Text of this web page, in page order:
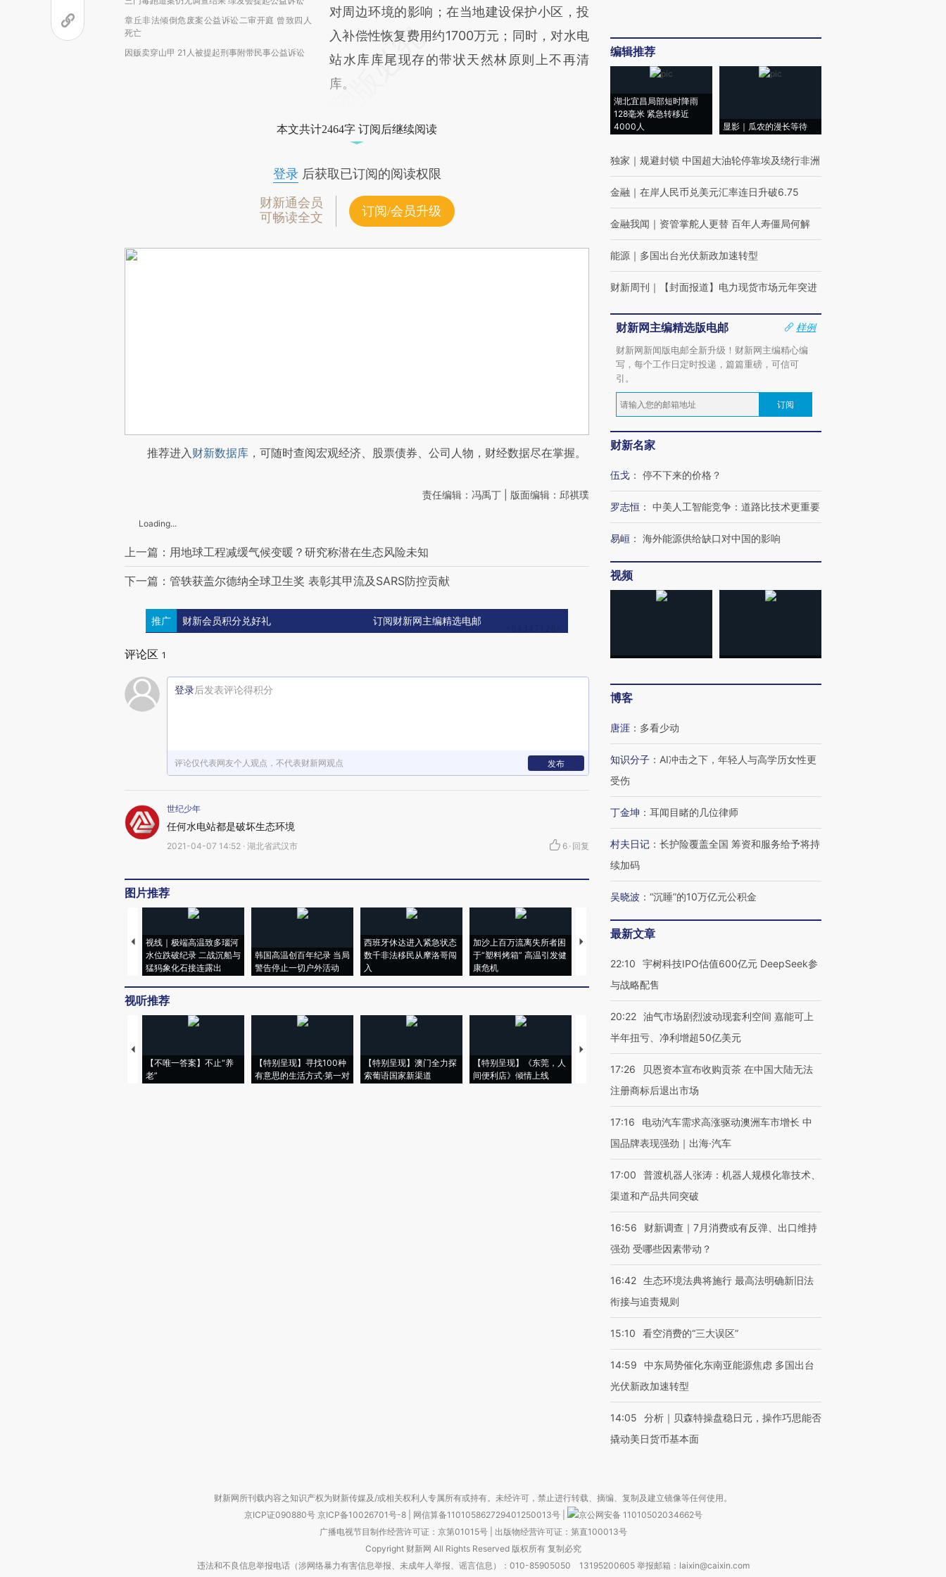
章丘非法倾倒危废案公益诉讼二审开庭 曾致四人
死亡
因贩卖穿山甲 21人被提起刑事附带民事公益诉讼
对周边环境的影响；在当地建设保护小区，投
入补偿性恢复费用约1700万元；同时，对水电
站水库库尾现存的带状天然林原则上不再清
库。
本文共计2464字 订阅后继续阅读
登录后获取已订阅的阅读权限
财新通会员
可畅读全文
订阅/会员升级
推荐进入财新数据库 ，可随时查阅宏观经济、股票债券、公司人物，财经数据尽在掌握。
责任编辑：冯禹丁 | 版面编辑：邱祺璞
Loading...
上一篇：用地球工程减缓气候变暖？研究称潜在生态风险未知
下一篇：管轶获盖尔德纳全球卫生奖 表彰其甲流及SARS防控贡献
推广 财新会员积分兑好礼 订阅财新网主编精选电邮
评论区 1
登录后发表评论得积分
评论仅代表网友个人观点，不代表财新网观点 发布
世纪少年
任何水电站都是破坏生态环境
2021-04-07 14:52 · 湖北省武汉市 6 · 回复
图片推荐
视线｜极端高温致多瑙河
水位跌破纪录 二战沉船与
猛犸象化石接连露出
韩国高温创百年纪录 当局
警告停止一切户外活动
西班牙休达进入紧急状态
数千非法移民从摩洛哥闯
入
加沙上百万流离失所者困
于“塑料烤箱” 高温引发健
康危机
视线｜HYROX的吸金
心“花钱找虐”？
毒品
育部长拱下台
视听推荐
【不唯一答案】不止“养
老”
【特别呈现】寻找100种
有意思的生活方式·第一对
【特别呈现】澳门全力探
索葡语国家新渠道
【特别呈现】《东莞，人
间便利店》倾情上线
【推广】走进第四届链博
会，让数智科技“链”接产
【特别呈现】寻找100种
有意思的生活方式·第三对
CFO：不靠规模取胜，华
住三大增长引擎是什么？
编辑推荐
湖北宜昌局部短时降雨
128毫米 紧急转移近
4000人
显影｜瓜农的漫长等待
独家 ｜ 规避封锁 中国超大油轮停靠埃及绕行非洲
金融 ｜ 在岸人民币兑美元汇率连日升破6.75
金融我闻 ｜ 资管掌舵人更替 百年人寿僵局何解
能源 ｜ 多国出台光伏新政加速转型
财新周刊 ｜ 【封面报道】电力现货市场元年突进
财新网主编精选版电邮
样例
财新网新闻版电邮全新升级！财新网主编精心编
写，每个工作日定时投递，篇篇重磅，可信可
引。
订阅
财新名家
伍戈 ： 停不下来的价格？
罗志恒 ： 中美人工智能竞争：道路比技术更重要
易峘 ： 海外能源供给缺口对中国的影响
视频
博客
唐涯 ： 多看少动
知识分子 ： AI冲击之下，年轻人与高学历女性更
受伤
丁金坤 ： 耳闻目睹的几位律师
村夫日记 ： 长护险覆盖全国 筹资和服务给予将持
续加码
吴晓波 ： “沉睡”的10万亿元公积金
最新文章
22:10
宇树科技IPO估值600亿元 DeepSeek参
与战略配售
20:22 油气市场剧烈波动现套利空间 嘉能可上
半年扭亏、净利增超50亿美元
17:26
贝恩资本宣布收购贡茶 在中国大陆无法
注册商标后退出市场
17:16
电动汽车需求高涨驱动澳洲车市增长 中
国品牌表现强劲｜出海·汽车
17:00
普渡机器人张涛：机器人规模化靠技术、
渠道和产品共同突破
16:56
财新调查｜7月消费或有反弹、出口维持
强劲 受哪些因素带动？
16:42 生态环境法典将施行 最高法明确新旧法
衔接与追责规则
15:10 看空消费的“三大误区”
14:59
中东局势催化东南亚能源焦虑 多国出台
光伏新政加速转型
14:05
分析｜贝森特操盘稳日元，操作巧思能否
撬动美日货币基本面
财新网所刊载内容之知识产权为财新传媒及/或相关权利人专属所有或持有。未经许可，禁止进行转载、摘编、复制及建立镜像等任何使用。
京ICP证090880号 京ICP备10026701号-8 网信算备110105862729401250013号
京公网安备 11010502034662号
广播电视节目制作经营许可证：京第01015号| 出版物经营许可证：第直100013号
Copyright 财新网 All Rights Reserved 版权所有 复制必究
违法和不良信息举报电话（涉网络暴力有害信息举报、未成年人举报、谣言信息）：010-85905050 13195200605 举报邮箱：laixin@caixin.com